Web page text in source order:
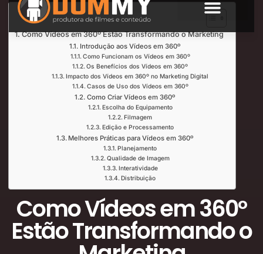
Índice de Leitura
Como Vídeos em 360º Estão Transformando o Marketing
Introdução aos Vídeos em 360º
Como Funcionam os Vídeos em 360º
Os Benefícios dos Vídeos em 360º
Impacto dos Vídeos em 360º no Marketing Digital
Casos de Uso dos Vídeos em 360º
Como Criar Vídeos em 360º
Escolha do Equipamento
Filmagem
Edição e Processamento
Melhores Práticas para Vídeos em 360º
Planejamento
Qualidade de Imagem
Interatividade
Distribuição
Como Vídeos em 360º
Estão Transformando o